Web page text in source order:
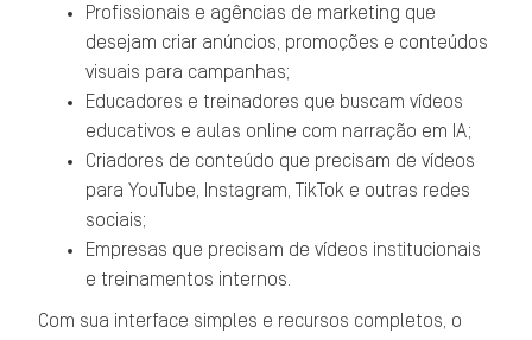
Profissionais e agências de marketing que
desejam criar anúncios, promoções e conteúdos
visuais para campanhas;
Educadores e treinadores que buscam vídeos
educativos e aulas online com narração em IA;
Criadores de conteúdo que precisam de vídeos
para YouTube, Instagram, TikTok e outras redes
sociais;
Empresas que precisam de vídeos institucionais
e treinamentos internos.
Com sua interface simples e recursos completos, o